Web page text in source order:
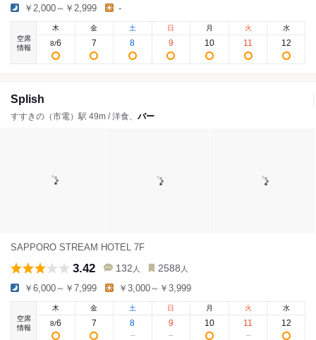
￥2,000～￥2,999 -
空席
情報
木
8/6
金
7
土
8
日
9
月
10
火
11
水
12
Splish
すすきの（市電）駅 49m / 洋食、 バー
SAPPORO STREAM HOTEL 7F
3.42 132 人 2588 人
￥6,000～￥7,999 ￥3,000～￥3,999
空席
情報
木
8/6
金
7
土
8
日
9
月
10
火
11
水
12